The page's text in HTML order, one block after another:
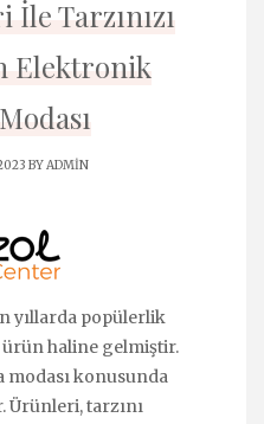
Tarzınızı
Elektronik
BYADMIN
yıllarda popülerlik
haline gelmiştir.
konusunda
Ürünleri, tarzını